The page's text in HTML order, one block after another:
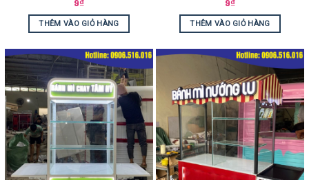
9₫
THÊM VÀO GIỎ HÀNG
9₫
THÊM VÀO GIỎ HÀNG